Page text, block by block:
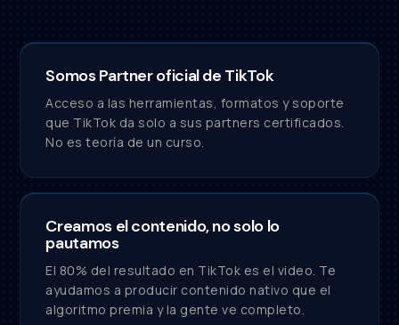
Somos Partner oficial de TikTok
Acceso a las herramientas, formatos y soporte
que TikTok da solo a sus partners certificados.
No es teoría de un curso.
Creamos el contenido, no solo lo
pautamos
El 80% del resultado en TikTok es el video. Te
ayudamos a producir contenido nativo que el
algoritmo premia y la gente ve completo.